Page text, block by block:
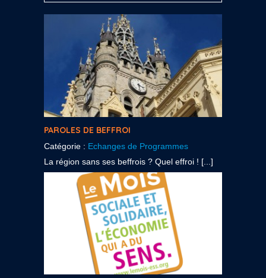
PAROLES DE BEFFROI
Catégorie : Echanges de Programmes
La région sans ses beffrois ? Quel effroi ! [...]